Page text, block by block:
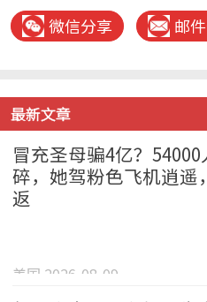
微信分享 邮
最新文章
冒充圣母骗4亿？
碎，她驾粉色飞机逍遥
返
美国 2026-08-09